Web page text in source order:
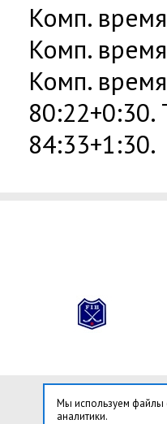
Комп.
Комп.
Комп.
84:33+1:30.
Мы используем файлы
аналитики.